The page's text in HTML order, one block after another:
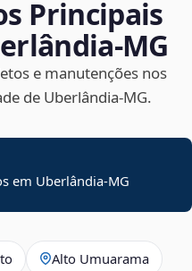
Principais
e manutenções nos
de Uberlândia‑MG.
em Uberlândia-MG
Alto Umuarama